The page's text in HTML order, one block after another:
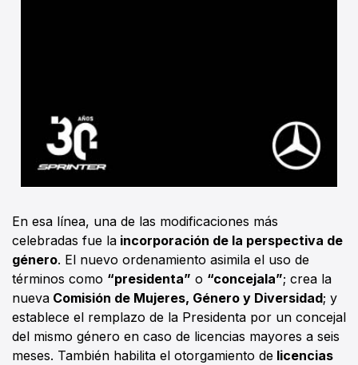
En esa línea, una de las modificaciones más
celebradas fue la incorporación de la perspectiva de
género. El nuevo ordenamiento asimila el uso de
términos como “presidenta” o “concejala”; crea la
nueva Comisión de Mujeres, Género y Diversidad; y
establece el remplazo de la Presidenta por un concejal
del mismo género en caso de licencias mayores a seis
meses. También habilita el otorgamiento de licencias